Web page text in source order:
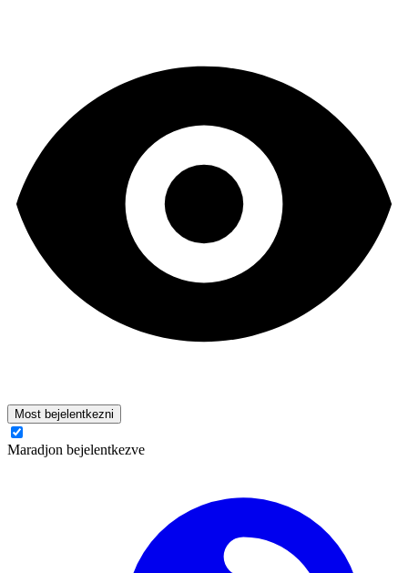
Most bejelentkezni
Maradjon bejelentkezve